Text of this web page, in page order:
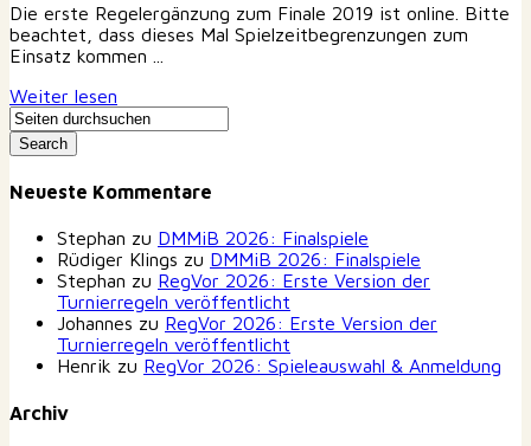
Die erste Regelergänzung zum Finale 2019 ist online. Bitte
beachtet, dass dieses Mal Spielzeitbegrenzungen zum
Einsatz kommen ...
Weiter lesen
Neueste Kommentare
Stephan zu DMMiB 2026: Finalspiele
Rüdiger Klings zu DMMiB 2026: Finalspiele
Stephan zu RegVor 2026: Erste Version der
Turnierregeln veröffentlicht
Johannes zu RegVor 2026: Erste Version der
Turnierregeln veröffentlicht
Henrik zu RegVor 2026: Spieleauswahl & Anmeldung
Archiv